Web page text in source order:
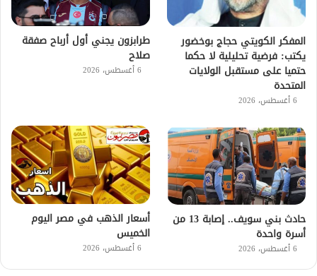
المفكر الكويتي حجاج بوخضور
يكتب: فرضية تحليلية لا حكما
حتميا على مستقبل الولايات
المتحدة
6 أغسطس، 2026
طرابزون يجني أول أرباح صفقة
صلاح
6 أغسطس، 2026
حادث بني سويف.. إصابة 13 من
أسرة واحدة
6 أغسطس، 2026
أسعار الذهب في مصر اليوم
الخميس
6 أغسطس، 2026